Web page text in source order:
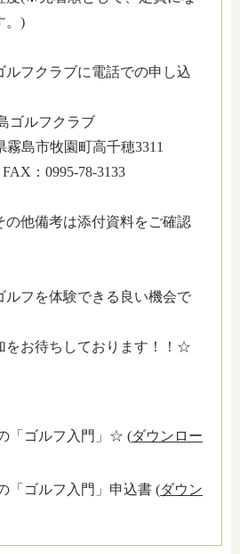
。)
ルフクラブに電話での申し込
ゴルフクラブ
霧島市牧園町高千穂3311
：0995-78-3133
他備考は添付資料をご確認
ルフを体験できる良い機会で
お待ちしております！！☆
「ゴルフ入門」☆ (ダウンロー
「ゴルフ入門」申込書 (ダウン